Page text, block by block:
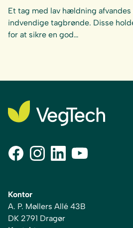
Et tag med lav hældning
indvendige tagbrønde. Disse
for at sikre en god…
Kontor
A. P. Møllers Allé 43B
DK 2791 Dragør